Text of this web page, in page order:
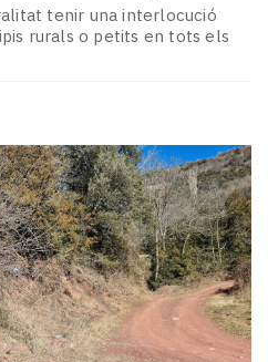
tenir una interlocució
rurals o petits en tots els